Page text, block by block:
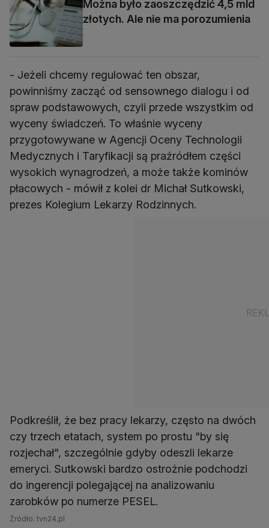
Można było zaoszczędzić 4,5 mld
złotych. Ale nie ma porozumienia
- Jeżeli chcemy regulować ten obszar,
powinniśmy zacząć od sensownego dialogu i od
spraw podstawowych, czyli przede wszystkim od
wyceny świadczeń. To właśnie wyceny
przygotowywane w Agencji Oceny Technologii
Medycznych i Taryfikacji są praźródłem części
wysokich wynagrodzeń, a może także kominów
płacowych - mówił z kolei dr Michał Sutkowski,
prezes Kolegium Lekarzy Rodzinnych.
Podkreślił, że bez pracy lekarzy, często na dwóch
czy trzech etatach, system po prostu "by się
rozjechał", szczególnie gdyby odeszli lekarze
emeryci. Sutkowski bardzo ostrożnie podchodzi
do ingerencji polegającej na analizowaniu
zarobków po numerze PESEL.
Źródło: tvn24.pl